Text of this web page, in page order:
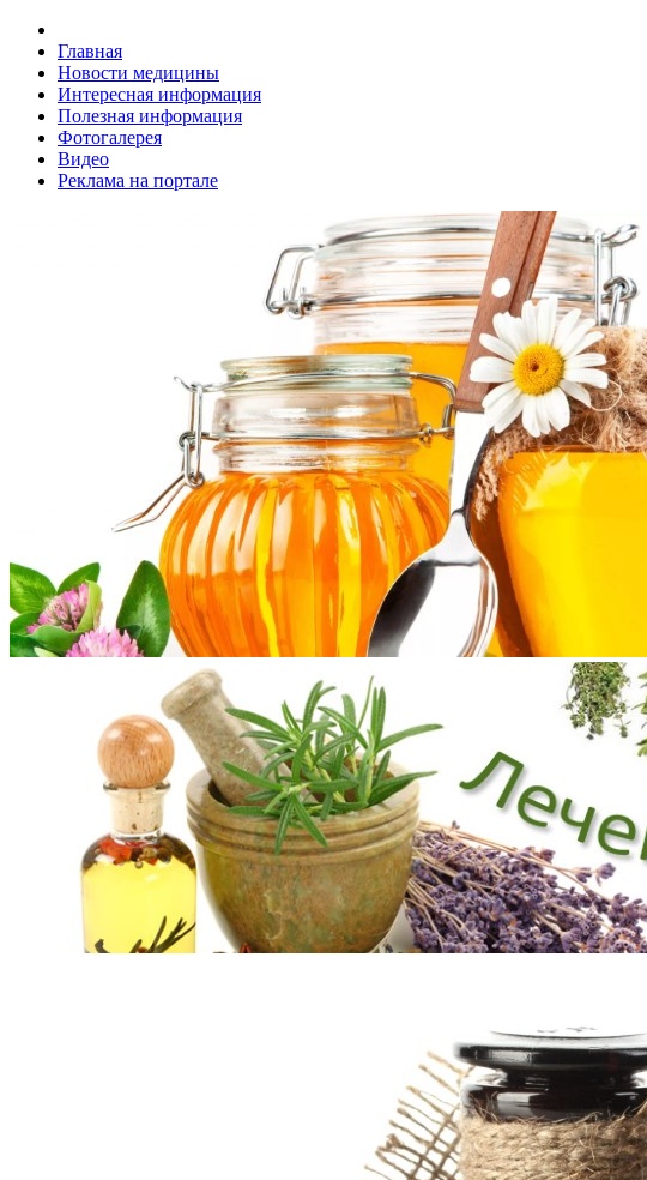
Главная
Новости медицины
Интересная информация
Полезная информация
Фотогалерея
Видео
Реклама на портале